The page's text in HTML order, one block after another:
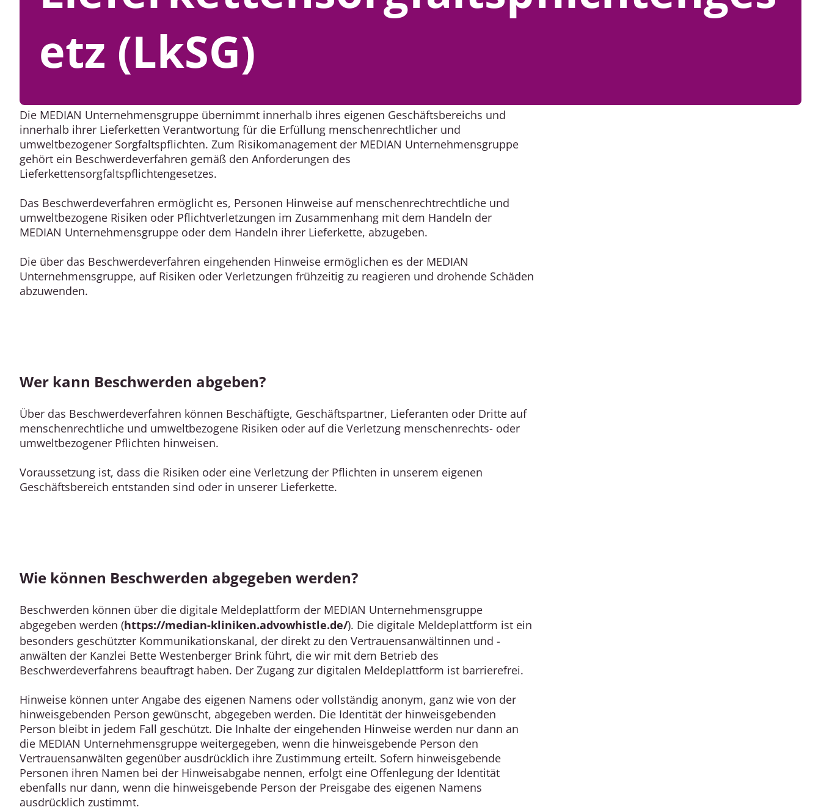
etz (LkSG)
Die MEDIAN Unternehmensgruppe übernimmt innerhalb ihres eigenen Geschäftsbereichs und
innerhalb ihrer Lieferketten Verantwortung für die Erfüllung menschenrechtlicher und
umweltbezogener Sorgfaltspflichten. Zum Risikomanagement der MEDIAN Unternehmensgruppe
gehört ein Beschwerdeverfahren gemäß den Anforderungen des
Lieferkettensorgfaltspflichtengesetzes.
Das Beschwerdeverfahren ermöglicht es, Personen Hinweise auf menschenrechtrechtliche und
umweltbezogene Risiken oder Pflichtverletzungen im Zusammenhang mit dem Handeln der
MEDIAN Unternehmensgruppe oder dem Handeln ihrer Lieferkette, abzugeben.
Die über das Beschwerdeverfahren eingehenden Hinweise ermöglichen es der MEDIAN
Unternehmensgruppe, auf Risiken oder Verletzungen frühzeitig zu reagieren und drohende Schäden
abzuwenden.
Wer kann Beschwerden abgeben?
Über das Beschwerdeverfahren können Beschäftigte, Geschäftspartner, Lieferanten oder Dritte auf
menschenrechtliche und umweltbezogene Risiken oder auf die Verletzung menschenrechts- oder
umweltbezogener Pflichten hinweisen.
Voraussetzung ist, dass die Risiken oder eine Verletzung der Pflichten in unserem eigenen
Geschäftsbereich entstanden sind oder in unserer Lieferkette.
Wie können Beschwerden abgegeben werden?
Beschwerden können über die digitale Meldeplattform der MEDIAN Unternehmensgruppe
abgegeben werden (https://median-kliniken.advowhistle.de/). Die digitale Meldeplattform ist ein
besonders geschützter Kommunikationskanal, der direkt zu den Vertrauensanwältinnen und -
anwälten der Kanzlei Bette Westenberger Brink führt, die wir mit dem Betrieb des
Beschwerdeverfahrens beauftragt haben. Der Zugang zur digitalen Meldeplattform ist barrierefrei.
Hinweise können unter Angabe des eigenen Namens oder vollständig anonym, ganz wie von der
hinweisgebenden Person gewünscht, abgegeben werden. Die Identität der hinweisgebenden
Person bleibt in jedem Fall geschützt. Die Inhalte der eingehenden Hinweise werden nur dann an
die MEDIAN Unternehmensgruppe weitergegeben, wenn die hinweisgebende Person den
Vertrauensanwälten gegenüber ausdrücklich ihre Zustimmung erteilt. Sofern hinweisgebende
Personen ihren Namen bei der Hinweisabgabe nennen, erfolgt eine Offenlegung der Identität
ebenfalls nur dann, wenn die hinweisgebende Person der Preisgabe des eigenen Namens
ausdrücklich zustimmt.